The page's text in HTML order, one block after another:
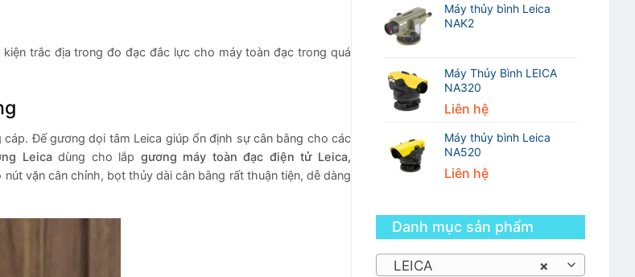
Máy thủy bình Leica
NAK2
Máy Thủy Bình LEICA
NA320
Liên hệ
Máy thủy bình Leica
NA520
Liên hệ
Danh mục sản phẩm
×
LEICA
trắc địa trong đo đạc đắc lực cho máy toàn đạc trong quá
Đế gương dọi tâm Leica giúp ổn định sự cân bằng cho các
Leicadùng cho lắp gương máy toàn đạc điện tử Leica,
nút vặn cân chỉnh, bọt thủy dài cân bằng rất thuận tiện, dễ dàng